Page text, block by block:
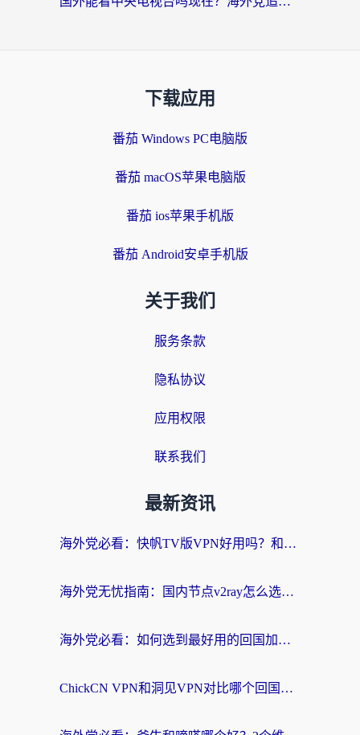
下载应用
番茄 Windows PC电脑版
番茄 macOS苹果电脑版
番茄 ios苹果手机版
番茄 Android安卓手机版
关于我们
服务条款
隐私协议
应用权限
联系我们
最新资讯
海外党必看：快帆TV版VPN好用吗？和快游VPN对比哪个回国效果更好？附实用避坑指南
海外党无忧指南：国内节点v2ray怎么选？一键回国VPN+多场景实测帮你避坑
海外党必看：如何选到最好用的回国加速器？从节点到售后的全维度指南
ChickCN VPN和洞见VPN对比哪个回国效果更好？海外党亲测3款加速器+避坑指南